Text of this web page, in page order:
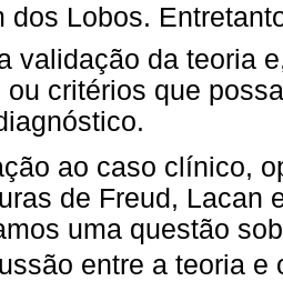
dos Lobos.
validação da teoria
ou critérios que
ao caso clínico,
de Freud, Lacan
uma questão
entre a teoria e